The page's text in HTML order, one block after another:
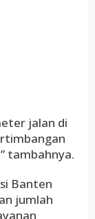
jalan di
tambahnya.
Banten
jumlah